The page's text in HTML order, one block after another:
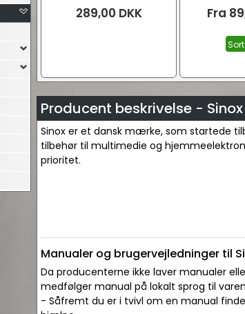
289,00 DKK Fra
Sort
Producent beskrivelse - Sinox
Sinox er et dansk mærke, som startede
tilbehør til multimedie og
prioritet.
Manualer og brugervejledninger til
Da producenterne ikke laver manualer
medfølger manual på lokalt sprog til
- Såfremt du er i tvivl om en manual